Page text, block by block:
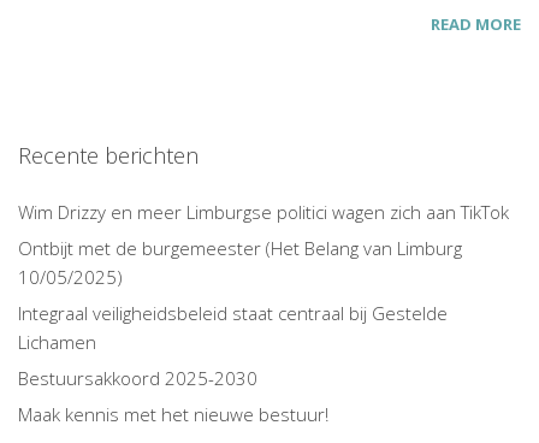
READ MORE
Recente berichten
Wim Drizzy en meer Limburgse politici wagen zich aan TikTok
Ontbijt met de burgemeester (Het Belang van Limburg
10/05/2025)
Integraal veiligheidsbeleid staat centraal bij Gestelde
Lichamen
Bestuursakkoord 2025-2030
Maak kennis met het nieuwe bestuur!